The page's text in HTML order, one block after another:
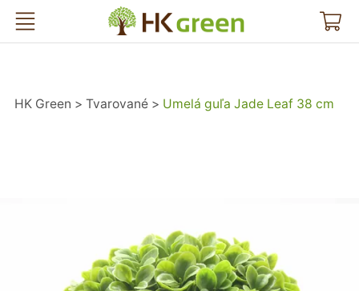
HK Green
HK Green Tvarované Umelá guľa Jade Leaf 38 cm